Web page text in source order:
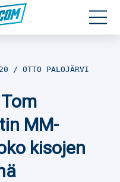
OTTO PALOJÄRVI
MM-
kisojen